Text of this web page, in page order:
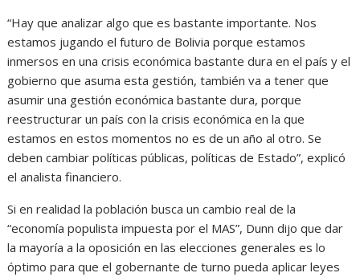
“Hay que analizar algo que es bastante importante. Nos
estamos jugando el futuro de Bolivia porque estamos
inmersos en una crisis económica bastante dura en el país y el
gobierno que asuma esta gestión, también va a tener que
asumir una gestión económica bastante dura, porque
reestructurar un país con la crisis económica en la que
estamos en estos momentos no es de un año al otro. Se
deben cambiar políticas públicas, políticas de Estado”, explicó
el analista financiero.
Si en realidad la población busca un cambio real de la
“economía populista impuesta por el MAS”, Dunn dijo que dar
la mayoría a la oposición en las elecciones generales es lo
óptimo para que el gobernante de turno pueda aplicar leyes